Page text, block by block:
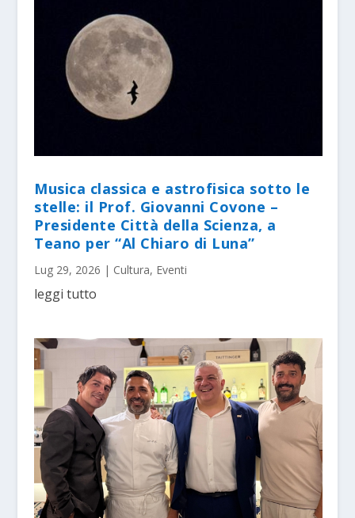
Musica classica e astrofisica sotto le
stelle: il Prof. Giovanni Covone –
Presidente Città della Scienza, a
Teano per “Al Chiaro di Luna”
Lug 29, 2026 | Cultura, Eventi
leggi tutto